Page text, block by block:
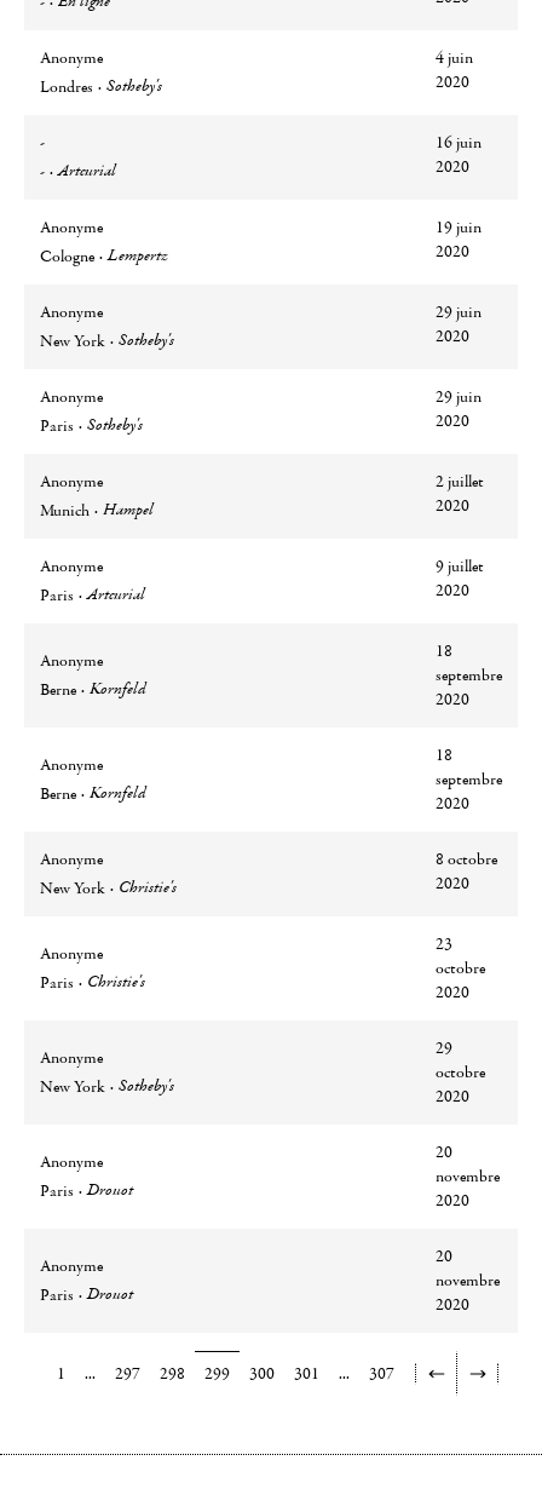
Anonyme
Ville
Londres
Lieu Sotheby's
4 juin
2020
-
Ville
- LieuArtcurial
16 juin
2020
Anonyme
Ville
Cologne
Lieu Lempertz
19 juin
2020
Anonyme
Ville
New York
Lieu Sotheby's
29 juin
2020
Anonyme
Ville
Paris
Lieu Sotheby's
29 juin
2020
Anonyme
Ville
Munich
Lieu Hampel
2 juillet
2020
Anonyme
Ville
Paris
Lieu Artcurial
9 juillet
2020
Anonyme
Ville
Berne
Lieu Kornfeld
18
septembre
2020
Anonyme
Ville
Berne
Lieu Kornfeld
18
septembre
2020
Anonyme
Ville
New York
Lieu Christie's
8 octobre
2020
Anonyme
Ville
Paris
Lieu Christie's
23
octobre
2020
Anonyme
Ville
New York
Lieu Sotheby's
29
octobre
2020
Anonyme
Ville
Paris
Lieu Drouot
20
novembre
2020
Anonyme
Ville
Paris
Lieu Drouot
20
novembre
2020
1 ... 297 298 299 300 301 ... 307